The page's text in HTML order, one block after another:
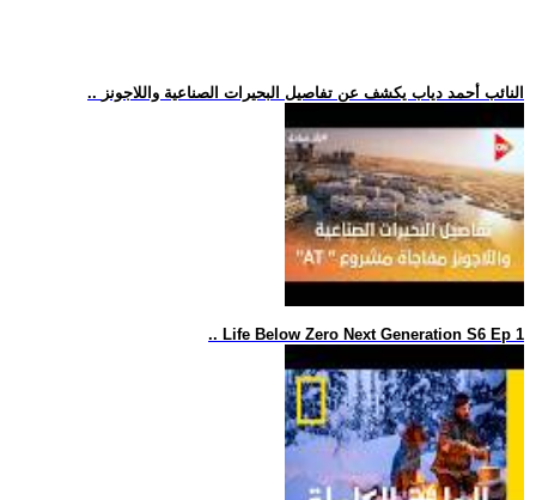
.. النائب أحمد دياب يكشف عن تفاصيل البحيرات الصناعية واللاجونز
.. Life Below Zero Next Generation S6 Ep 1